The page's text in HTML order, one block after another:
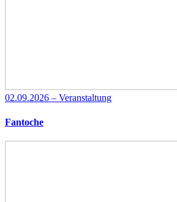
02.09.2026 – Veranstaltung
Fantoche